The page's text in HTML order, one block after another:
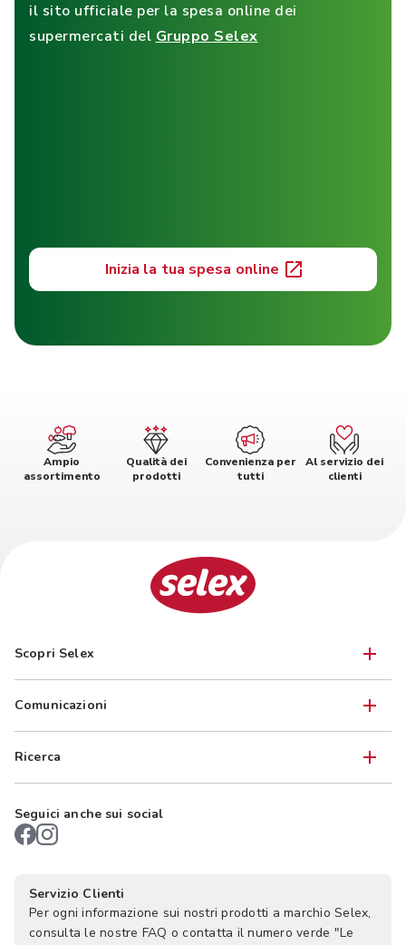
il sito ufficiale per la spesa online dei
supermercati del Gruppo Selex
Inizia la tua spesa online
Ampio
assortimento
Qualità dei
prodotti
Convenienza per
tutti
Al servizio dei
clienti
Scopri Selex
Comunicazioni
Ricerca
Seguici anche sui social
Servizio Clienti
Per ogni informazione sui nostri prodotti a marchio Selex,
consulta le nostre FAQ o contatta il numero verde "Le